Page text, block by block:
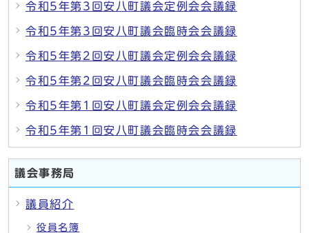
令和5年第3回安八町議会定例会会議録
令和5年第3回安八町議会臨時会会議録
令和5年第2回安八町議会定例会会議録
令和5年第2回安八町議会臨時会会議録
令和5年第1回安八町議会定例会会議録
令和5年第1回安八町議会臨時会会議録
議会事務局
議員紹介
役員名簿